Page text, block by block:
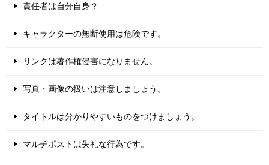
責任者は自分自身？
キャラクターの無断使用は危険です。
リンクは著作権侵害になりません。
写真・画像の扱いは注意しましょう。
タイトルは分かりやすいものをつけましょう。
マルチポストは失礼な行為です。